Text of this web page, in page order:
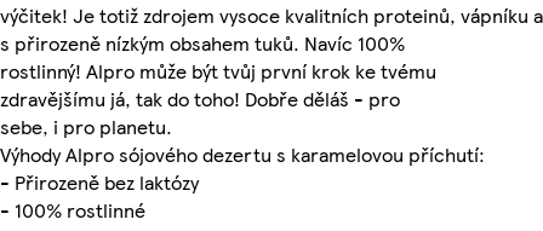
výčitek! Je totiž zdrojem vysoce kvalitních proteinů, vápníku a
s přirozeně nízkým obsahem tuků. Navíc 100%
rostlinný! Alpro může být tvůj první krok ke tvému
zdravějšímu já, tak do toho! Dobře děláš - pro
sebe, i pro planetu.
Výhody Alpro sójového dezertu s karamelovou příchutí:
- Přirozeně bez laktózy
- 100% rostlinné